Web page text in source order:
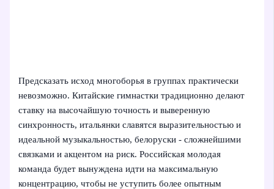
Предсказать исход многоборья в группах практически
невозможно. Китайские гимнастки традиционно делают
ставку на высочайшую точность и выверенную
синхронность, итальянки славятся выразительностью и
идеальной музыкальностью, белоруски - сложнейшими
связками и акцентом на риск. Российская молодая
команда будет вынуждена идти на максимальную
концентрацию, чтобы не уступить более опытным